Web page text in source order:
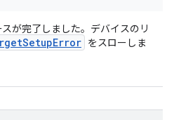
が完了しました。デバイスのリ
SetupError をスローしま